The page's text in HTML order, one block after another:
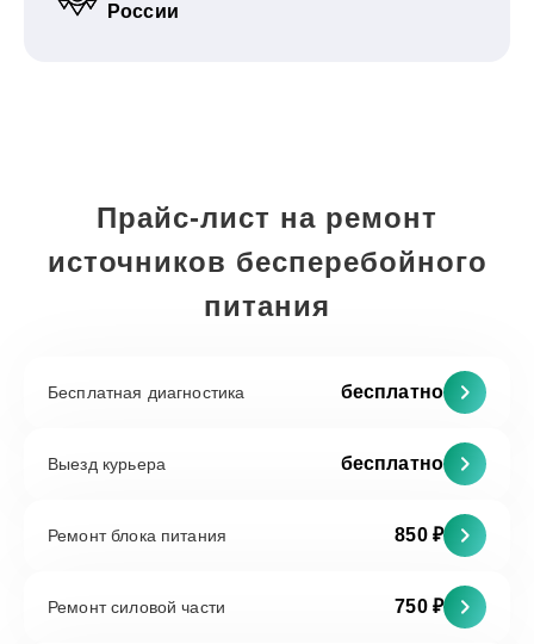
России
Прайс-лист на ремонт
источников бесперебойного
питания
Бесплатная диагностика бесплатно
Выезд курьера бесплатно
Ремонт блока питания 850 ₽
Ремонт силовой части 750 ₽